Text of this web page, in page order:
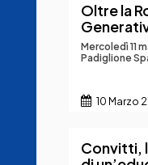
Oltre la
per una
Mercoledì 11
Padiglione
10 Marzo
Convitti,